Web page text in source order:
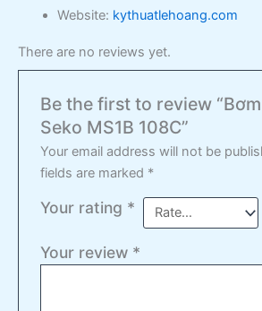
Website: kythuatlehoang.com
There are no reviews yet.
Be the first to review
Seko MS1B 108C”
Your email address will not be
fields are marked *
Your rating *
Your review *